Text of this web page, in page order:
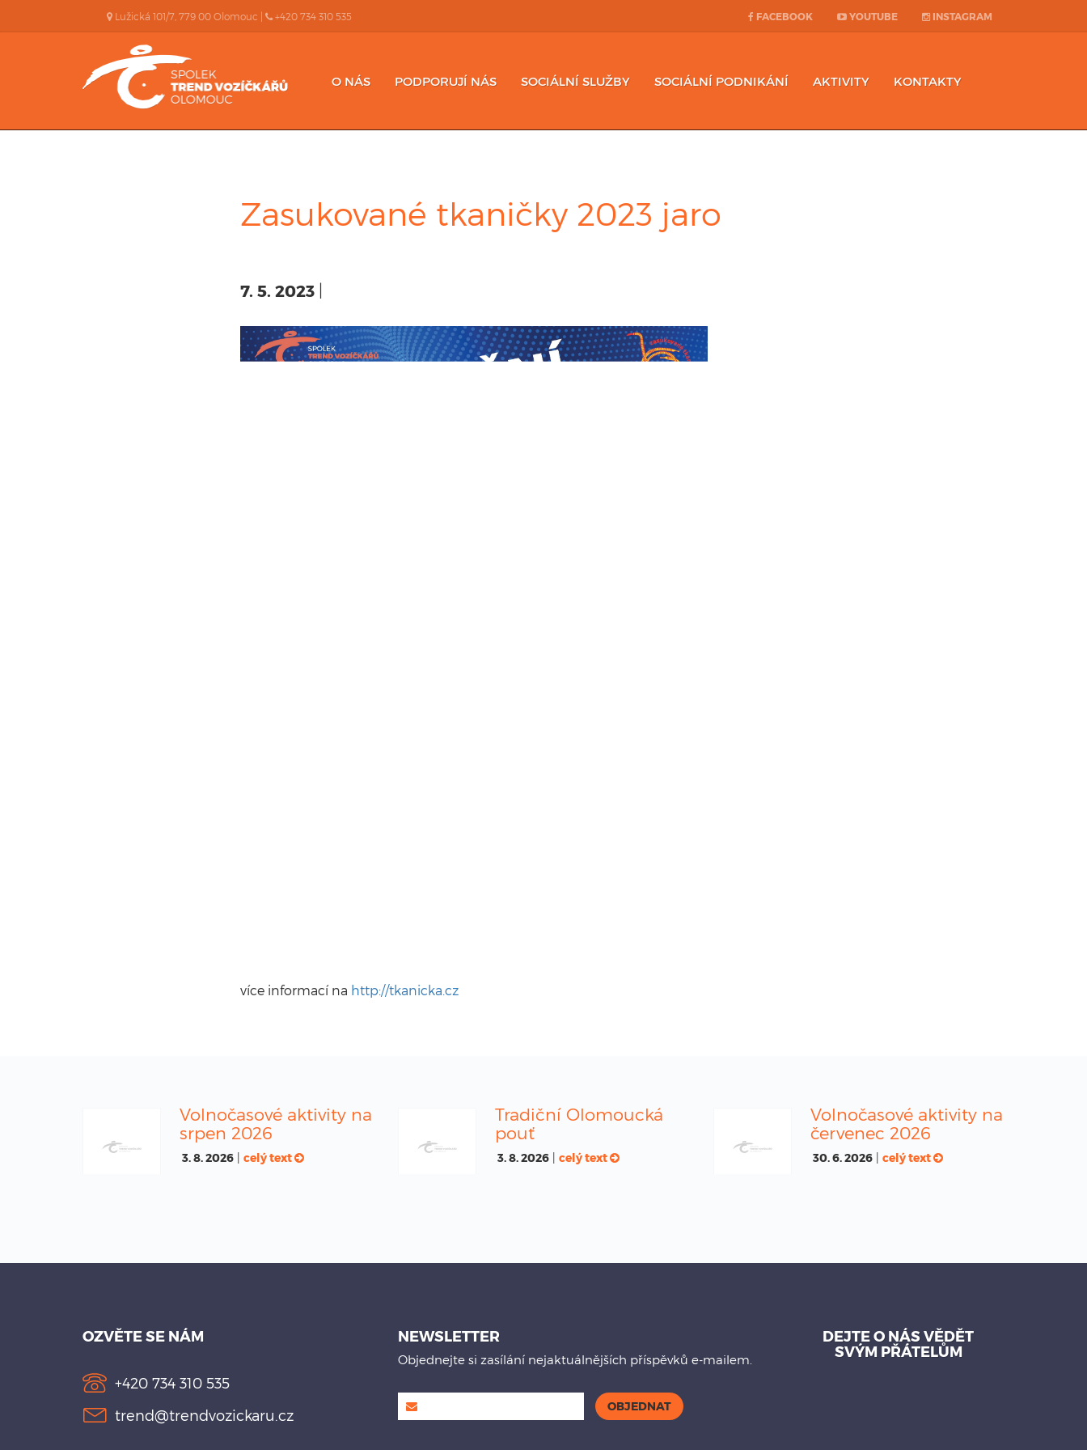
Lužická 101/7, 779 00 Olomouc | +420 734 310 535 FACEBOOK YOUTUBE INSTAGRAM
O NÁS PODPORUJÍ NÁS SOCIÁLNÍ SLUŽBY SOCIÁLNÍ PODNIKÁNÍ AKTIVITY KONTAKTY
Zasukované tkaničky 2023 jaro
7. 5. 2023
více informací na http://tkanicka.cz
Volnočasové aktivity na
srpen 2026
3. 8. 2026 celý text
Tradiční Olomoucká
pouť
3. 8. 2026 celý text
Volnočasové aktivity na
červenec 2026
30. 6. 2026 celý text
OZVĚTE SE NÁM
+420 734 310 535
trend@trendvozickaru.cz
NEWSLETTER
Objednejte si zasílání nejaktuálnějších příspěvků e-mailem.
DEJTE O NÁS VĚDĚT
SVÝM PŘÁTELŮM